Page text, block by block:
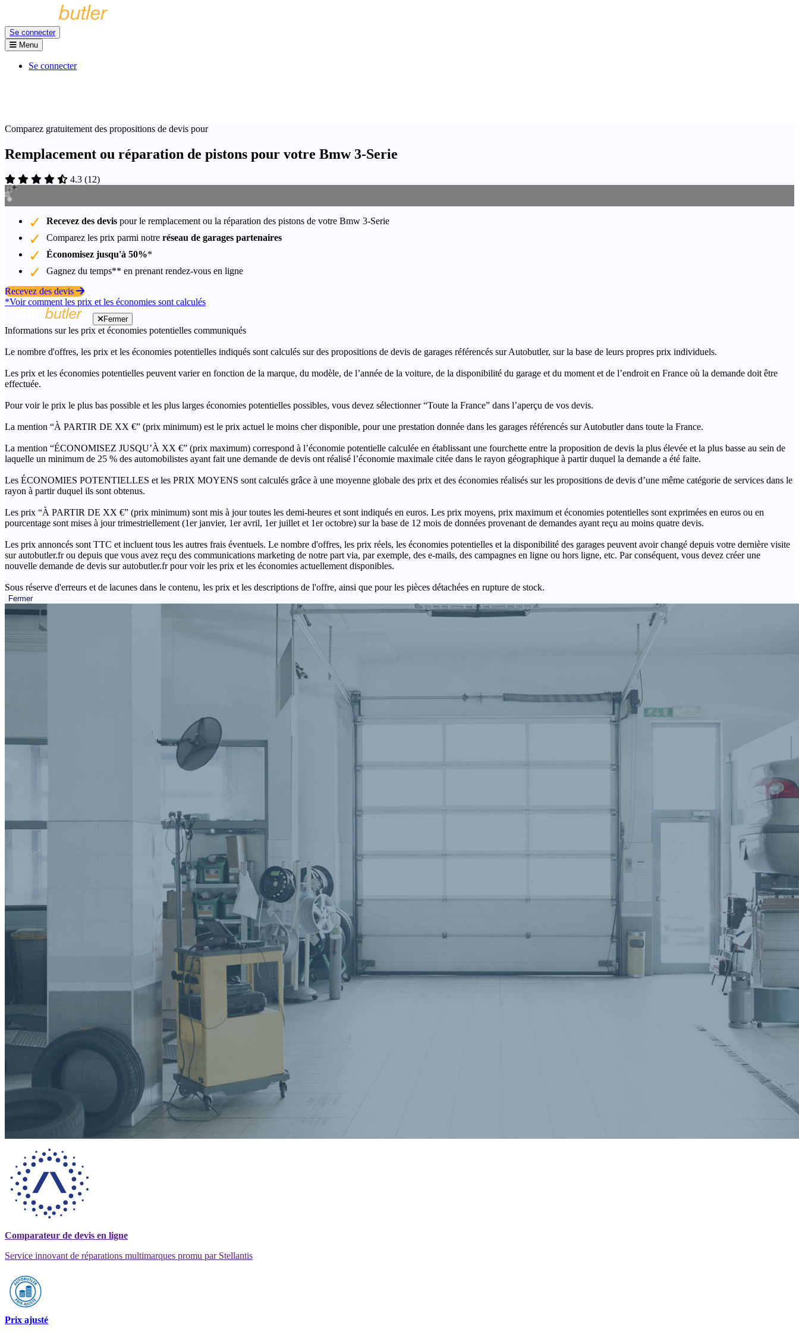
Se connecter
Menu
Se connecter
Comparez gratuitement des propositions de devis pour
Remplacement ou réparation de pistons pour votre Bmw 3-Serie
4.3 (12)
Recevez des devis pour le remplacement ou la réparation des pistons de votre Bmw 3-Serie
Comparez les prix parmi notre réseau de garages partenaires
Économisez jusqu'à 50%*
Gagnez du temps** en prenant rendez-vous en ligne
Recevez des devis
*Voir comment les prix et les économies sont calculés
Fermer
Informations sur les prix et économies potentielles communiqués
Le nombre d'offres, les prix et les économies potentielles indiqués sont calculés sur des propositions de devis de garages référencés sur Autobutler, sur la base de leurs propres prix individuels.
Les prix et les économies potentielles peuvent varier en fonction de la marque, du modèle, de l’année de la voiture, de la disponibilité du garage et du moment et de l’endroit en France où la demande doit être
effectuée.
Pour voir le prix le plus bas possible et les plus larges économies potentielles possibles, vous devez sélectionner “Toute la France” dans l’aperçu de vos devis.
La mention “À PARTIR DE XX €” (prix minimum) est le prix actuel le moins cher disponible, pour une prestation donnée dans les garages référencés sur Autobutler dans toute la France.
La mention “ÉCONOMISEZ JUSQU’À XX €” (prix maximum) correspond à l’économie potentielle calculée en établissant une fourchette entre la proposition de devis la plus élevée et la plus basse au sein de
laquelle un minimum de 25 % des automobilistes ayant fait une demande de devis ont réalisé l’économie maximale citée dans le rayon géographique à partir duquel la demande a été faite.
Les ÉCONOMIES POTENTIELLES et les PRIX MOYENS sont calculés grâce à une moyenne globale des prix et des économies réalisés sur les propositions de devis d’une même catégorie de services dans le
rayon à partir duquel ils sont obtenus.
Les prix “À PARTIR DE XX €” (prix minimum) sont mis à jour toutes les demi-heures et sont indiqués en euros. Les prix moyens, prix maximum et économies potentielles sont exprimées en euros ou en
pourcentage sont mises à jour trimestriellement (1er janvier, 1er avril, 1er juillet et 1er octobre) sur la base de 12 mois de données provenant de demandes ayant reçu au moins quatre devis.
Les prix annoncés sont TTC et incluent tous les autres frais éventuels. Le nombre d'offres, les prix réels, les économies potentielles et la disponibilité des garages peuvent avoir changé depuis votre dernière visite
sur autobutler.fr ou depuis que vous avez reçu des communications marketing de notre part via, par exemple, des e-mails, des campagnes en ligne ou hors ligne, etc. Par conséquent, vous devez créer une
nouvelle demande de devis sur autobutler.fr pour voir les prix et les économies actuellement disponibles.
Sous réserve d'erreurs et de lacunes dans le contenu, les prix et les descriptions de l'offre, ainsi que pour les pièces détachées en rupture de stock.
Fermer
Comparateur de devis en ligne
Service innovant de réparations multimarques promu par Stellantis
Prix ajusté